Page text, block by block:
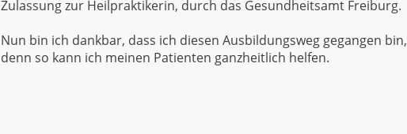
Zulassung zur Heilpraktikerin, durch das Gesundheitsamt Freiburg.
Nun bin ich dankbar, dass ich diesen Ausbildungsweg gegangen bin,
denn so kann ich meinen Patienten ganzheitlich helfen.